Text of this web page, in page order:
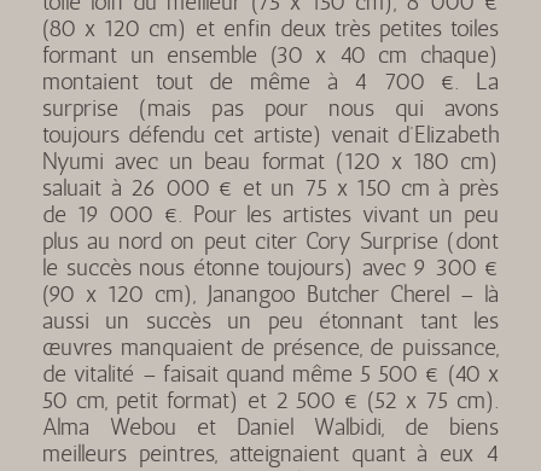
(80 x 120 cm) et enfin deux très petites toiles
formant un ensemble (30 x 40 cm chaque)
montaient tout de même à 4 700 €. La
surprise (mais pas pour nous qui avons
toujours défendu cet artiste) venait d’Elizabeth
Nyumi avec un beau format (120 x 180 cm)
saluait à 26 000 € et un 75 x 150 cm à près
de 19 000 €. Pour les artistes vivant un peu
plus au nord on peut citer Cory Surprise (dont
le succès nous étonne toujours) avec 9 300 €
(90 x 120 cm), Janangoo Butcher Cherel – là
aussi un succès un peu étonnant tant les
œuvres manquaient de présence, de puissance,
de vitalité – faisait quand même 5 500 € (40 x
50 cm, petit format) et 2 500 € (52 x 75 cm).
Alma Webou et Daniel Walbidi, de biens
meilleurs peintres, atteignaient quant à eux 4